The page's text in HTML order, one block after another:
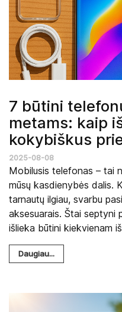
7 būtini
metams: kaip
kokybiškus
2025-08-08
Mobilusis telefonas – tai
mūsų kasdienybės dalis.
tarnautų ilgiau, svarbu
aksesuarais. Štai septyni
išlieka būtini kiekvienam
Daugiau...